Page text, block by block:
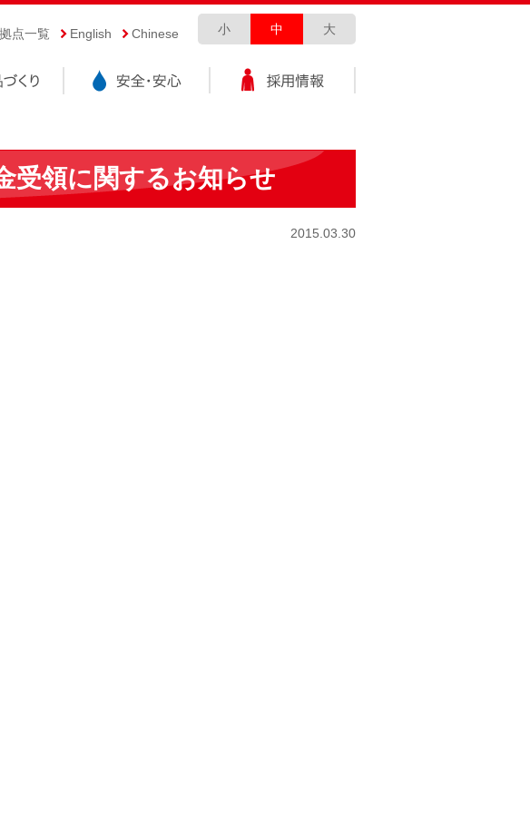
点一覧 English Chinese 小 中 大
受領に関するお知らせ
2015.03.30